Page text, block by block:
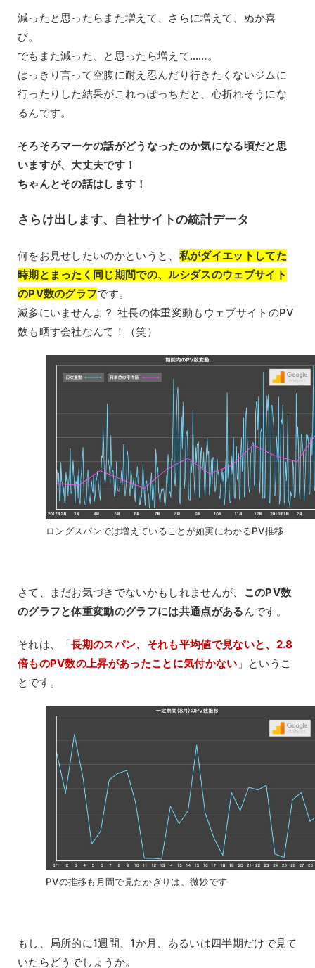
減ったと思ったらまた増えて、さらに増えて、ぬか喜
び。
でもまた減った、と思ったら増えて……。
はっきり言って空腹に耐え忍んだり行きたくないジムに
行ったりした結果がこれっぽっちだと、心折れそうにな
るんです。
そろそろマーケの話がどうなったのか気になる頃だと思
いますが、大丈夫です！
ちゃんとその話はします！
さらけ出します、自社サイトの統計データ
何をお見せしたいのかというと、 私がダイエットしてた
時期とまったく同じ期間での、ルシダスのウェブサイト
のPV数のグラフです。
滅多にいませんよ？ 社長の体重変動もウェブサイトのPV
数も晒す会社なんて！（笑）
ロングスパンでは増えていることが如実にわかるPV推移
さて、まだお気づきでないかもしれませんが、 このPV数
のグラフと体重変動のグラフには共通点があるんです。
それは、「長期のスパン、それも平均値で見ないと、2.8
倍ものPV数の上昇があったことに気付かない 」というこ
とです。
PVの推移も月間で見たかぎりは、微妙です
もし、局所的に1週間、1か月、あるいは四半期だけで見て
いたらどうでしょうか。